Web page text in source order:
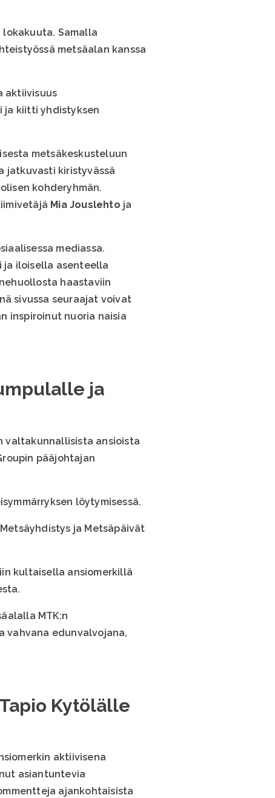
Samalla
metsäalan kanssa
aktiivisuus
ja kiitti yhdistyksen
metsäkeskusteluun
jatkuvasti kiristyvässä
kohderyhmän.
Mia Jouslehto ja
mediassa.
ja iloisella asenteella
haastaviin
sivussa seuraajat voivat
inspiroinut nuoria naisia
ja
valtakunnallisista ansioista
pääjohtajan
löytymisessä.
ja Metsäpäivät
kultaisella ansiomerkillä
MTK:n
vahvana edunvalvojana,
Kytölälle
aktiivisena
asiantuntevia
ajankohtaisista